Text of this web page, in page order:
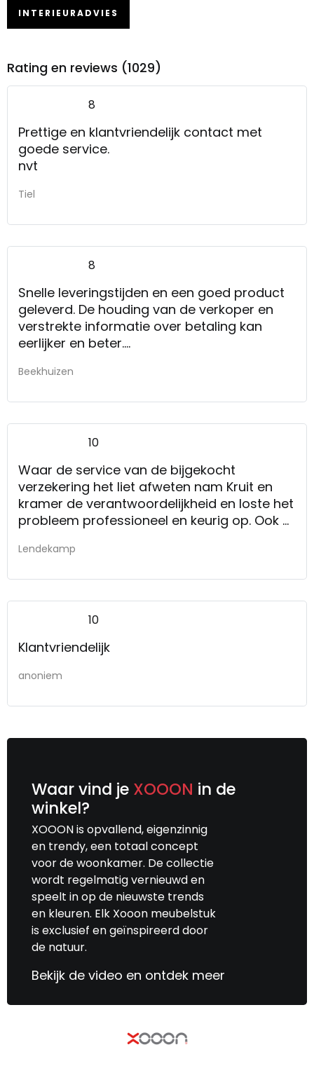
INTERIEURADVIES
Rating en reviews (1029)
8
Prettige en klantvriendelijk contact met
goede service.
nvt
Tiel
8
Snelle leveringstijden en een goed product
geleverd. De houding van de verkoper en
verstrekte informatie over betaling kan
eerlijker en beter.
aanbetalingen, flexibelere houding (bijv.
Beekhuizen
10
Waar de service van de bijgekocht
verzekering het liet afweten nam Kruit en
kramer de verantwoordelijkheid en loste het
probleem professioneel en keurig op. Ook al
inziens. Wordt gewaardeerd zoals dit is
het oplossen van het probleem goed
geïnformeerd.
Lendekamp
10
Klantvriendelijk
anoniem
Waar vind je XOOON in de
winkel?
XOOON is opvallend, eigenzinnig
en trendy, een totaal concept
voor de woonkamer. De collectie
wordt regelmatig vernieuwd en
speelt in op de nieuwste trends
en kleuren. Elk Xooon meubelstuk
is exclusief en geïnspireerd door
de natuur.
Bekijk de video en ontdek meer